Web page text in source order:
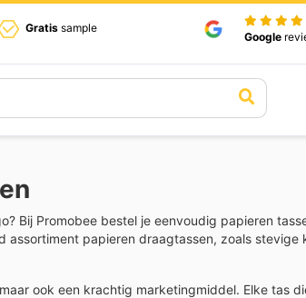
Gratis sample
Google
Bij Promobee bestel je eenvoudig papieren
assortiment papieren draagtassen, zoals
ook een krachtig marketingmiddel. Elke tas